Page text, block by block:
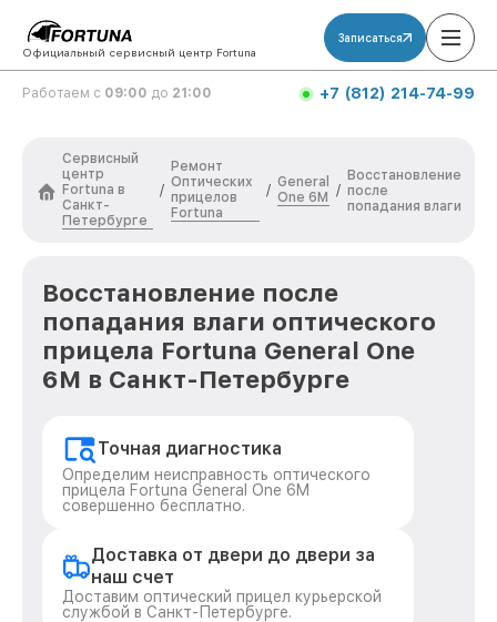
Официальный сервисный центр Fortuna
Записаться
Работаем с 09:00 до 21:00 +7 (812) 214-74-99
Сервисный
центр
Fortuna в
Санкт-
Петербурге
/
Ремонт
Оптических
прицелов
Fortuna
/
General
One 6M
/
Восстановление
после
попадания влаги
Восстановление после
попадания влаги оптического
прицела Fortuna General One
6M в Санкт-Петербурге
Точная диагностика
Определим неисправность оптического
прицела Fortuna General One 6M
совершенно бесплатно.
Доставка от двери до двери за
наш счет
Доставим оптический прицел курьерской
службой в Санкт-Петербурге.